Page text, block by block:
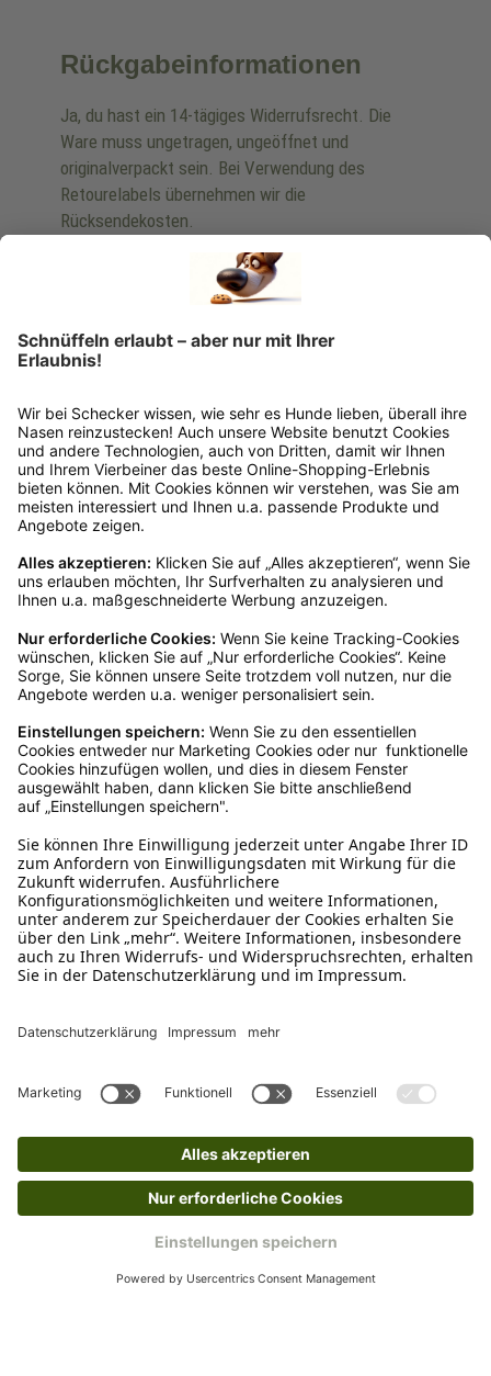
Rückgabeinformationen
Ja, du hast ein 14-tägiges Widerrufsrecht. Die
Ware muss ungetragen, ungeöffnet und
originalverpackt sein. Bei Verwendung des
Retourelabels übernehmen wir die
Rücksendekosten.
Wie funktioniert die
Rücksendung?
Bitte fülle das Rücksendeformular aus. Dieses
anschließend sicher und klebe das
Rücksendeetikett auf das Paket. Dieses kannst du
dir in deinem Kundenkonto anfordern. Hast du als
Gast bestellt, schreibe uns eine Email an
verkauf@schecker.de oder rufe zu unseren
Rücksendeetikett zukommen.
Kundenservice
Mo – Fr 9 – 17 Uhr, Sa 9 – 13 Uhr
Ruf uns an
0800-28 18 78
Schreibe uns
verkauf@schecker.de
+49 1520 8997191
Tritt unserem Newsletter bei